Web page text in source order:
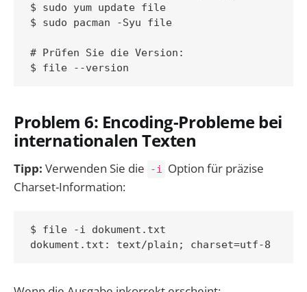
$ sudo yum update file                       #
$ sudo pacman -Syu file
# Prüfen Sie die Version:
Problem 6: Encoding-Probleme bei
internationalen Texten
Tipp: Verwenden Sie die -i Option für präzise
Charset-Information:
$ file -i dokument.txt